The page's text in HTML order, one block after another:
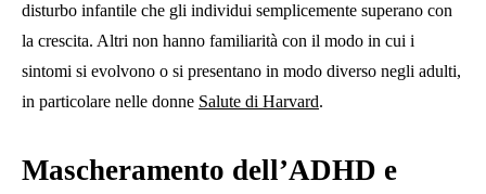
disturbo infantile che gli individui semplicemente superano con
la crescita. Altri non hanno familiarità con il modo in cui i
sintomi si evolvono o si presentano in modo diverso negli adulti,
in particolare nelle donne Salute di Harvard.
Mascheramento dell’ADHD e